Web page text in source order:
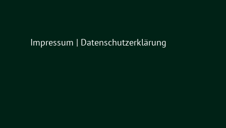
Impressum | Datenschutzerklärung